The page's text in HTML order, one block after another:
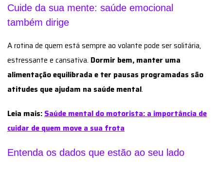
Cuide da sua mente: saúde emocional
também dirige
A rotina de quem está sempre ao volante pode ser solitária,
estressante e cansativa. Dormir bem, manter uma
alimentação equilibrada e ter pausas programadas são
atitudes que ajudam na saúde mental.
Leia mais: Saúde mental do motorista: a importância de
cuidar de quem move a sua frota
Entenda os dados que estão ao seu lado